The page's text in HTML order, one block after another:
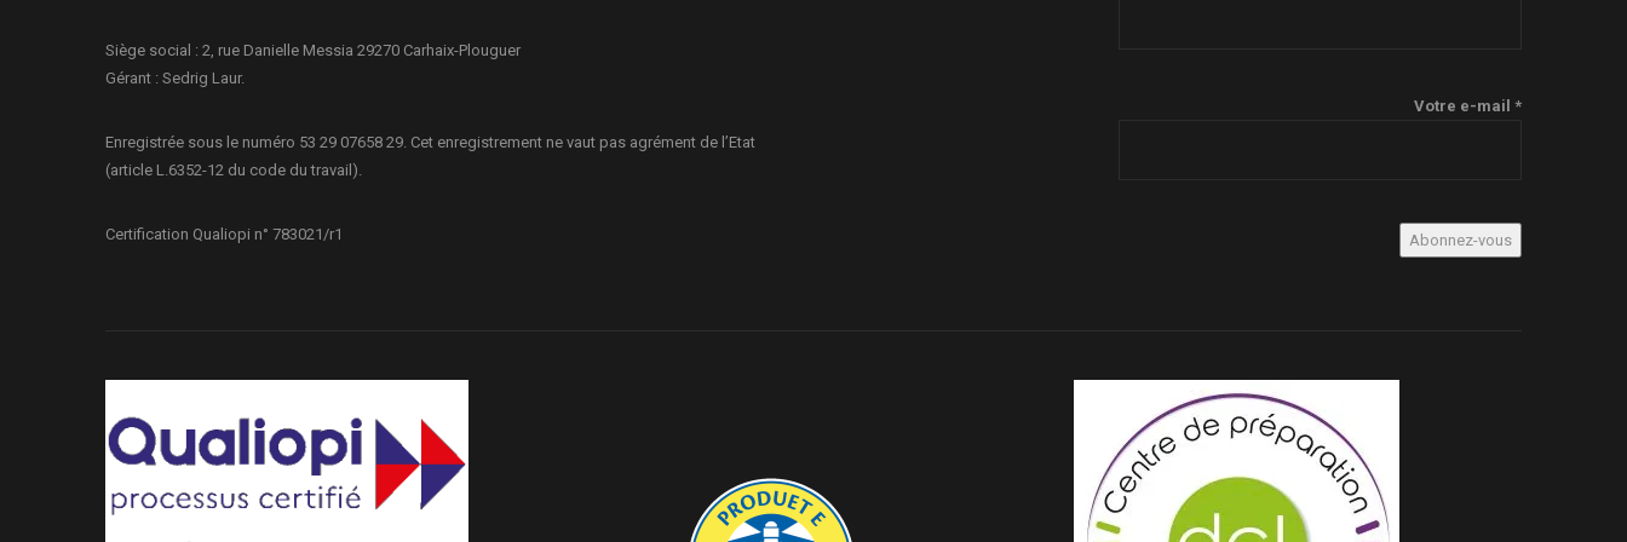
Siège social : 2, rue Danielle Messia 29270 Carhaix-Plouguer
Gérant : Sedrig Laur.
Enregistrée sous le numéro 53 29 07658 29. Cet enregistrement ne vaut pas agrément de l’Etat
(article L.6352-12 du code du travail).
Certification Qualiopi n° 783021/r1
Votre e-mail *